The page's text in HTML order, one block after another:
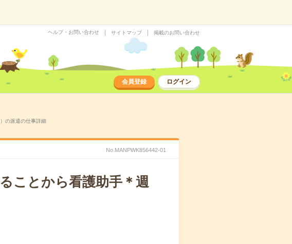
ヘルプ・お問い合わせ サイトマップ 掲載のお問い合わせ
会員登録 ログイン
の派遣の仕事詳細
No.MANPWK856442-01
ことから看護助手＊週